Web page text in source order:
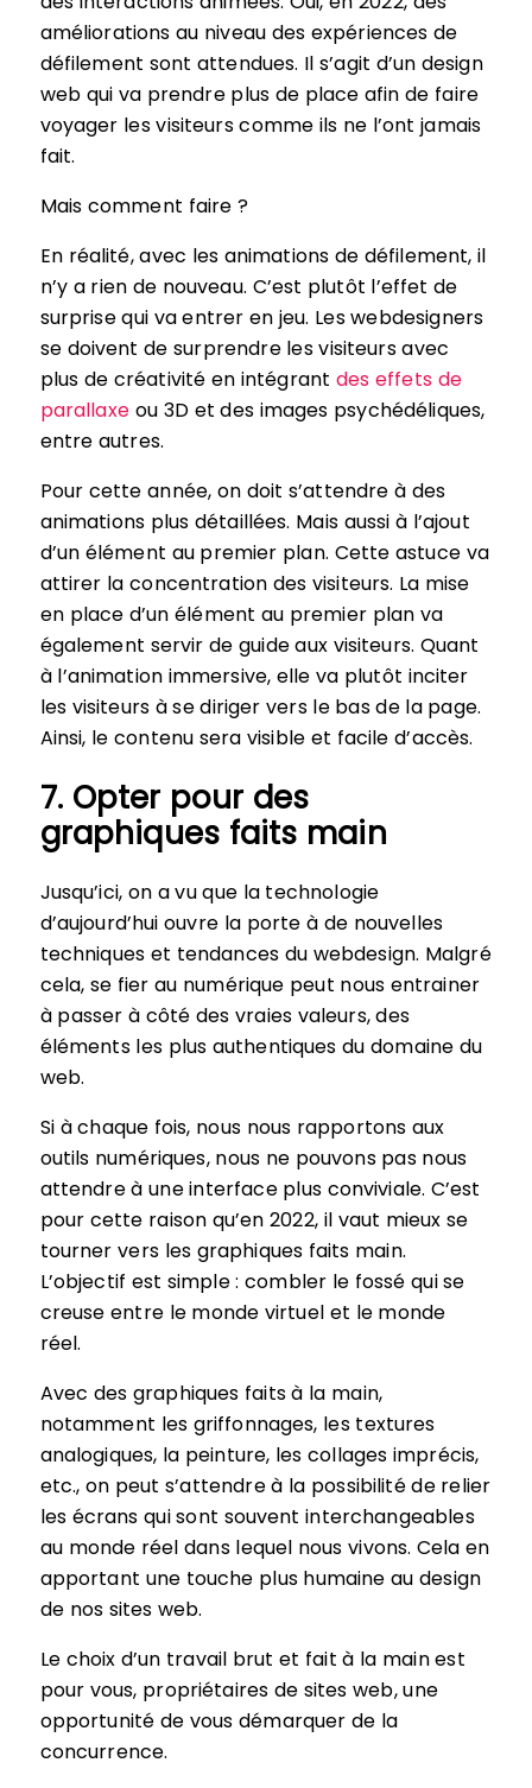
améliorations au niveau des expériences de
défilement sont attendues. Il s’agit d’un design
web qui va prendre plus de place afin de faire
voyager les visiteurs comme ils ne l’ont jamais
fait.
Mais comment faire ?
En réalité, avec les animations de défilement, il
n’y a rien de nouveau. C’est plutôt l’effet de
surprise qui va entrer en jeu. Les webdesigners
se doivent de surprendre les visiteurs avec
plus de créativité en intégrant des effets de
parallaxeou 3D et des images psychédéliques,
entre autres.
Pour cette année, on doit s’attendre à des
animations plus détaillées. Mais aussi à l’ajout
d’un élément au premier plan. Cette astuce va
attirer la concentration des visiteurs. La mise
en place d’un élément au premier plan va
également servir de guide aux visiteurs. Quant
à l’animation immersive, elle va plutôt inciter
les visiteurs à se diriger vers le bas de la page.
Ainsi, le contenu sera visible et facile d’accès.
7. Opter pour des
graphiques faits main
Jusqu’ici, on a vu que la technologie
d’aujourd’hui ouvre la porte à de nouvelles
techniques et tendances du webdesign. Malgré
cela, se fier au numérique peut nous entrainer
à passer à côté des vraies valeurs, des
éléments les plus authentiques du domaine du
web.
Si à chaque fois, nous nous rapportons aux
outils numériques, nous ne pouvons pas nous
attendre à une interface plus conviviale. C’est
pour cette raison qu’en 2022, il vaut mieux se
tourner vers les graphiques faits main.
L’objectif est simple : combler le fossé qui se
creuse entre le monde virtuel et le monde
réel.
Avec des graphiques faits à la main,
notamment les griffonnages, les textures
analogiques, la peinture, les collages imprécis,
etc., on peut s’attendre à la possibilité de relier
les écrans qui sont souvent interchangeables
au monde réel dans lequel nous vivons. Cela en
apportant une touche plus humaine au design
de nos sites web.
Le choix d’un travail brut et fait à la main est
pour vous, propriétaires de sites web, une
opportunité de vous démarquer de la
concurrence.